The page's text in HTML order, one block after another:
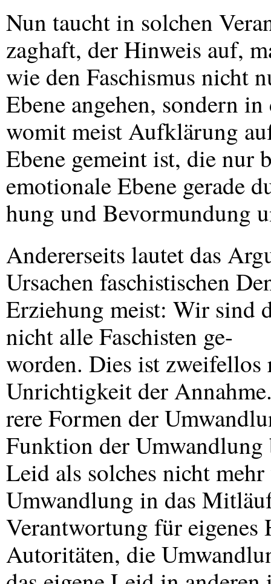
Nun taucht in solchen
zaghaft, der Hinweis auf,
wie den Faschismus nicht
Ebene angehen, sondern
womit meist Aufklärung
Ebene gemeint ist, die nur
emotionale Ebene gerade
hung und Bevormundung
Andererseits lautet das
Ursachen faschistischen
Erziehung meist: Wir sind
nicht alle Faschisten ge-
worden. Dies ist
Unrichtigkeit der
rere Formen der
Funktion der Umwandlung
Leid als solches nicht
Umwandlung in das
Verantwortung für eigenes
Autoritäten, die